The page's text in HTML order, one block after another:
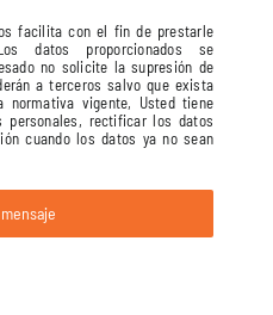
facilita con el fin de prestarle
datos proporcionados se
no solicite la supresión de
a terceros salvo que exista
normativa vigente, Usted tiene
personales, rectificar los datos
cuando los datos ya no sean